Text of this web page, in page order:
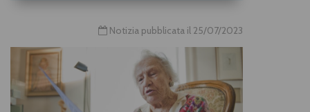
Notizia pubblicata il 25/07/2023